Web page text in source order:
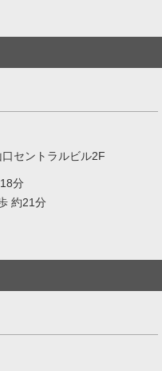
セントラルビル2F
分
約21分